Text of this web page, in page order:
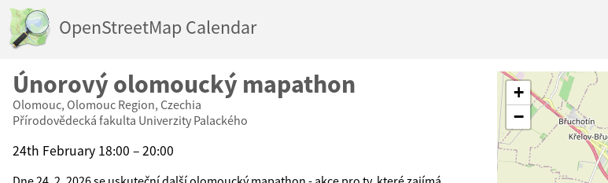
OpenStreetMap Calendar
Únorový olomoucký mapathon
Olomouc, Olomouc Region, Czechia
Přírodovědecká fakulta Univerzity Palackého
24th February 18:00 – 20:00
+
−